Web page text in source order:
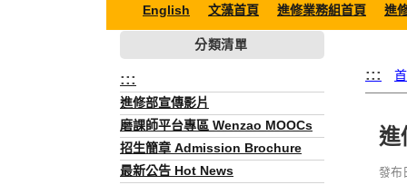
English 文藻首頁 進修業務組首頁 進
分類清單
:::
進修部宣傳影片
磨課師平台專區 Wenzao MOOCs
招生簡章 Admission Brochure
最新公告 Hot News
:::
進
發布